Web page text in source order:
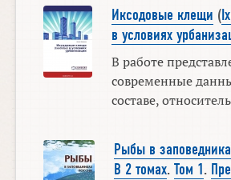
Иксодовые клещи (
в условиях
В работе
современные
составе,
Рыбы в
В 2 томах. Том 1 .